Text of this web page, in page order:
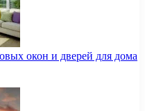
окон и дверей для дома